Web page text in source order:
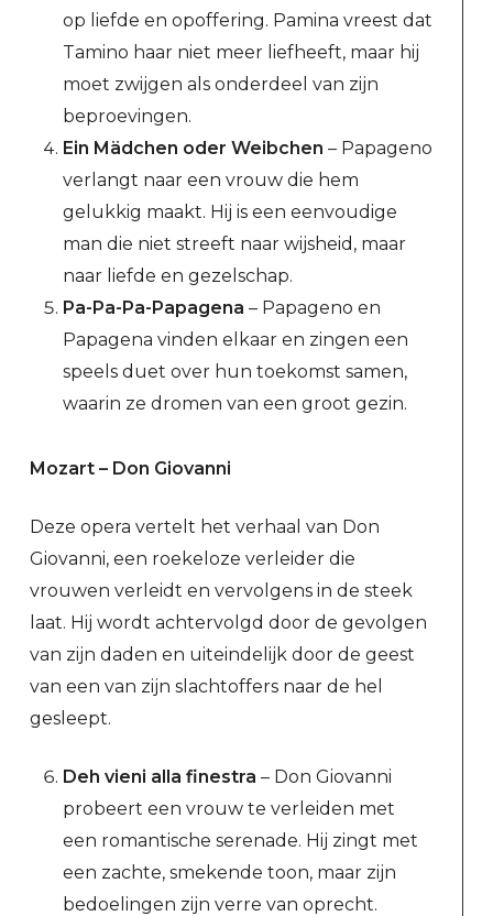
op liefde en opoffering. Pamina vreest dat
Tamino haar niet meer liefheeft, maar hij
moet zwijgen als onderdeel van zijn
beproevingen.
Ein Mädchen oder Weibchen – Papageno
verlangt naar een vrouw die hem
gelukkig maakt. Hij is een eenvoudige
man die niet streeft naar wijsheid, maar
naar liefde en gezelschap.
Pa-Pa-Pa-Papagena – Papageno en
Papagena vinden elkaar en zingen een
speels duet over hun toekomst samen,
waarin ze dromen van een groot gezin.
Mozart – Don Giovanni
Deze opera vertelt het verhaal van Don
Giovanni, een roekeloze verleider die
vrouwen verleidt en vervolgens in de steek
laat. Hij wordt achtervolgd door de gevolgen
van zijn daden en uiteindelijk door de geest
van een van zijn slachtoffers naar de hel
gesleept.
Deh vieni alla finestra – Don Giovanni
probeert een vrouw te verleiden met
een romantische serenade. Hij zingt met
een zachte, smekende toon, maar zijn
bedoelingen zijn verre van oprecht.